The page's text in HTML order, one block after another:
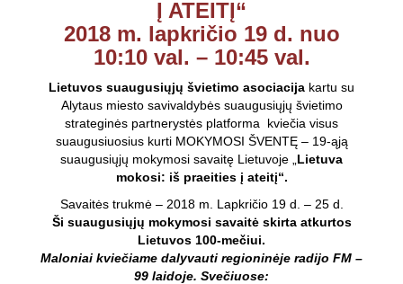
Į ATEITĮ“
2018 m. lapkričio 19 d. nuo
10:10 val. – 10:45 val.
Lietuvos suaugusiųjų švietimo asociacija kartu su
Alytaus miesto savivaldybės suaugusiųjų švietimo
strateginės partnerystės platforma kviečia visus
suaugusiuosius kurti MOKYMOSI ŠVENTĘ – 19-ąją
suaugusiųjų mokymosi savaitę Lietuvoje „ Lietuva
mokosi: iš praeities į ateitį“.
Savaitės trukmė – 2018 m. Lapkričio 19 d. – 25 d.
Ši suaugusiųjų mokymosi savaitė skirta atkurtos
Lietuvos 100-mečiui.
Maloniai kviečiame dalyvauti regioninėje radijo FM –
99 laidoje. Svečiuose: